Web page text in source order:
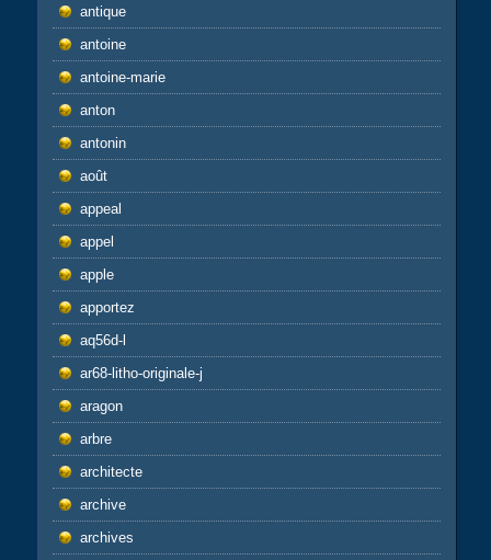
antique
antoine
antoine-marie
anton
antonin
août
appeal
appel
apple
apportez
aq56d-l
ar68-litho-originale-j
aragon
arbre
architecte
archive
archives